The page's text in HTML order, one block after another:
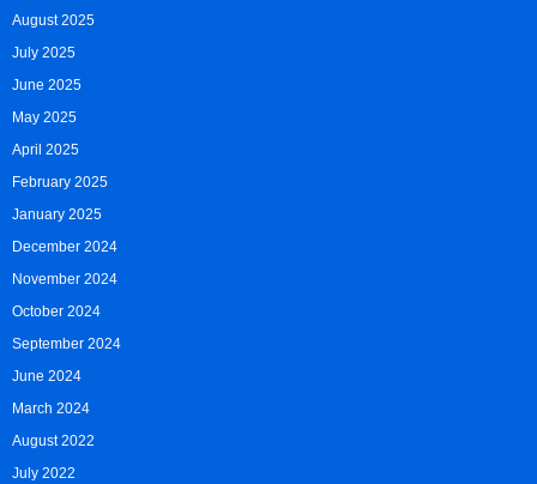
August 2025
July 2025
June 2025
May 2025
April 2025
February 2025
January 2025
December 2024
November 2024
October 2024
September 2024
June 2024
March 2024
August 2022
July 2022